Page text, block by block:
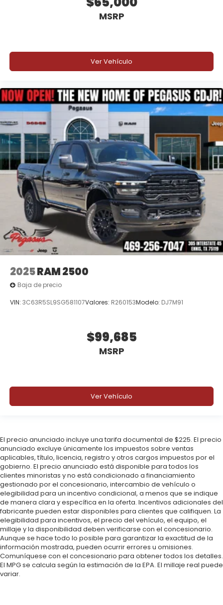
MSRP
Ver Vehículo
2025RAM 2500
Baja de precio
VIN: 3C63R5SL9SG581107Valores: R260153Modelo: DJ7M91
$99,685
MSRP
Ver Vehículo
El precio anunciado incluye una tarifa documental de $225. El precio
anunciado excluye únicamente los impuestos sobre ventas
aplicables, título, licencia, registro y otros cargos impuestos por el
gobierno. El precio anunciado está disponible para todos los
clientes minoristas y no está condicionado a financiamiento
gestionado por el concesionario, intercambio de vehículo o
elegibilidad para un incentivo condicional, a menos que se indique
de manera clara y específica en la oferta. Incentivos adicionales del
fabricante pueden estar disponibles para clientes que califiquen. La
elegibilidad para incentivos, el precio del vehículo, el equipo, el
millaje y la disponibilidad deben verificarse con el concesionario.
Aunque se hace todo lo posible para garantizar la exactitud de la
información mostrada, pueden ocurrir errores u omisiones.
Comuníquese con el concesionario para obtener todos los detalles.
El MPG se calcula según la estimación de la EPA. El millaje real puede
variar.